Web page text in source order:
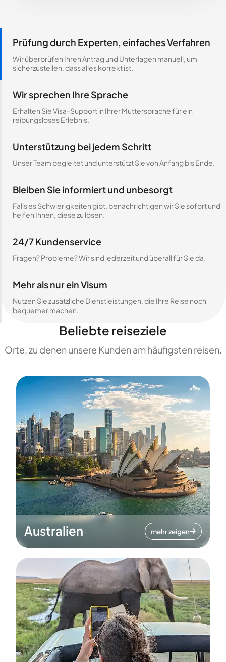
Prüfung durch Experten, einfaches Verfahren
Wir überprüfen Ihren Antrag und Unterlagen manuell, um
sicherzustellen, dass alles korrekt ist.
Wir sprechen Ihre Sprache
Erhalten Sie Visa-Support in Ihrer Muttersprache für ein
reibungsloses Erlebnis.
Unterstützung bei jedem Schritt
Unser Team begleitet und unterstützt Sie von Anfang bis Ende.
Bleiben Sie informiert und unbesorgt
Falls es Schwierigkeiten gibt, benachrichtigen wir Sie sofort und
helfen Ihnen, diese zu lösen.
24/7 Kundenservice
Fragen? Probleme? Wir sind jederzeit und überall für Sie da.
Mehr als nur ein Visum
Nutzen Sie zusätzliche Dienstleistungen, die Ihre Reise noch
bequemer machen.
Beliebte reiseziele
Orte, zu denen unsere Kunden am häufigsten reisen.
Australien mehr zeigen